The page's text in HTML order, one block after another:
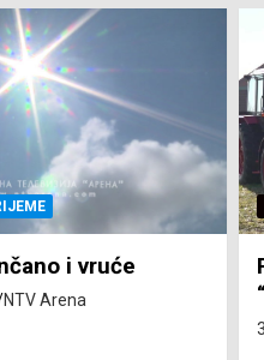
za traktor
84 korisnika